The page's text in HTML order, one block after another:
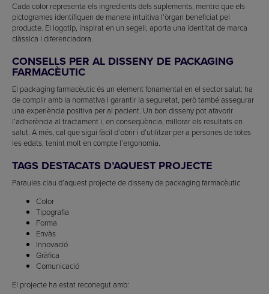
Cada color representa els ingredients dels suplements, mentre que els
pictogrames identifiquen de manera intuïtiva l’òrgan beneficiat pel
producte. El logotip, inspirat en un segell, aporta una identitat de marca
clàssica i diferenciadora.
CONSELLS PER AL DISSENY DE PACKAGING
FARMACÈUTIC
El packaging farmacèutic és un element fonamental en el sector salut: ha
de complir amb la normativa i garantir la seguretat, però també assegurar
una experiència positiva per al pacient. Un bon disseny pot afavorir
l’adherència al tractament i, en conseqüència, millorar els resultats en
salut. A més, cal que sigui fàcil d’obrir i d’utilitzar per a persones de totes
les edats, tenint molt en compte l’ergonomia.
TAGS DESTACATS D’AQUEST PROJECTE
Paraules clau d’aquest projecte de disseny de packaging farmacèutic
Color
Tipografia
Forma
Envàs
Innovació
Gràfica
Comunicació
El projecte ha estat reconegut amb: